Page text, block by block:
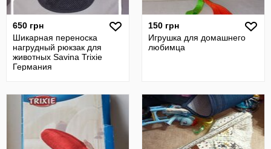
650 грн
Шикарная переноска
нагрудный рюкзак для
животных Savina Trixie
Германия
150 грн
Игрушка для домашнего
любимца